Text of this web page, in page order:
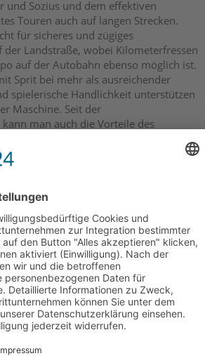
und Sozius und dem effektiven
Touren auch auf langen Strecken.
für sicheres und zügiges
Landstraße, wobei Kilometerfressen
auf der Autobahn ebenso möglich ist.
Sprit bei mehr als ausreichender
spielerische Handlichkeit unterstützen
Maschine. Seit der
man auch die Vorteile des
auskosten. Allerdings
stolze 10000 - 11000.- € auf
eine F 800 ST sein eigen nennen zu